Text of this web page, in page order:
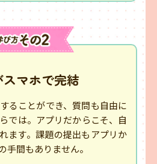
マホで完結
ることができ、質問も自由に
では。アプリだからこそ、自
ます。課題の提出もアプリか
手間もありません。